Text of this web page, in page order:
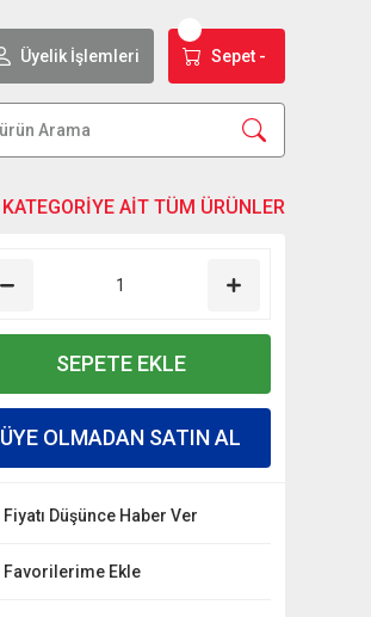
Üyelik İşlemleri Sepet -
SEPETE EKLE
ÜYE OLMADAN SATIN AL
Fiyatı Düşünce Haber Ver